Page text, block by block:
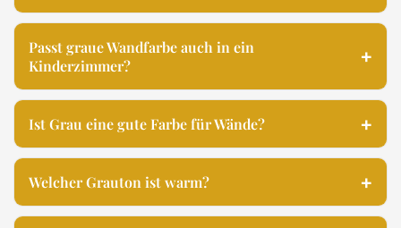
Passt graue Wandfarbe auch in ein
Kinderzimmer?
Ist Grau eine gute Farbe für Wände?
Welcher Grauton ist warm?